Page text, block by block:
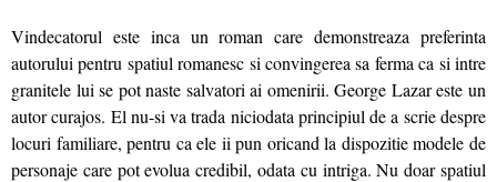
Vindecatorul este inca un roman care demonstreaza preferinta
autorului pentru spatiul romanesc si convingerea sa ferma ca si intre
granitele lui se pot naste salvatori ai omenirii. George Lazar este un
autor curajos. El nu-si va trada niciodata principiul de a scrie despre
locuri familiare, pentru ca ele ii pun oricand la dispozitie modele de
personaje care pot evolua credibil, odata cu intriga. Nu doar spatiul